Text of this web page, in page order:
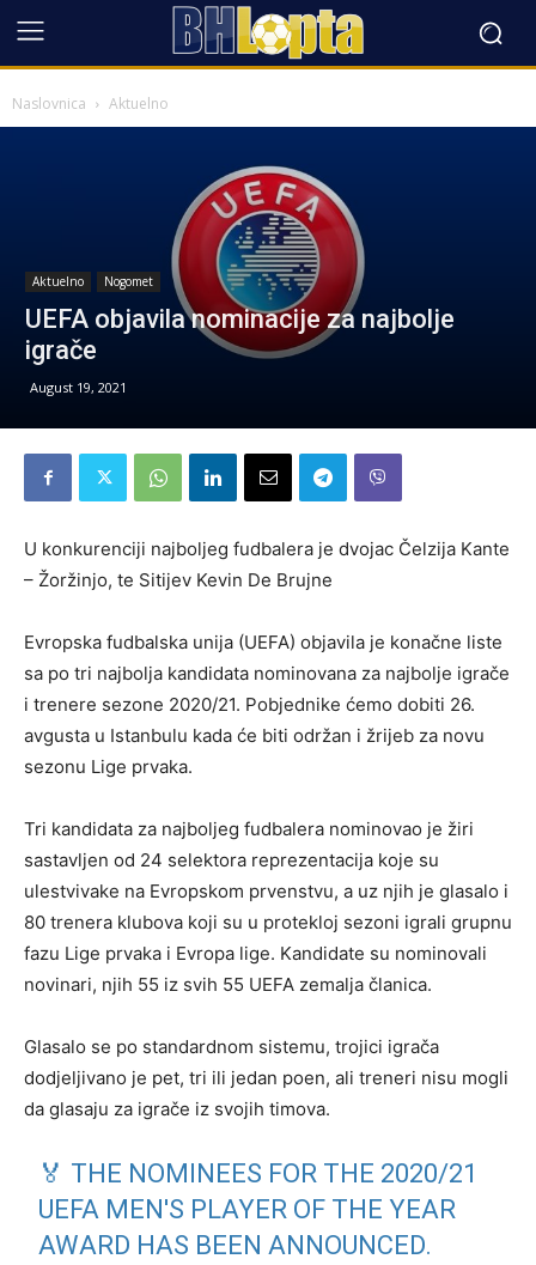
Naslovnica Aktuelno
Aktuelno Nogomet
UEFA objavila nominacije za najbolje
igrače
August 19, 2021
U konkurenciji najboljeg fudbalera je dvojac Čelzija Kante
– Žoržinjo, te Sitijev Kevin De Brujne
Evropska fudbalska unija (UEFA) objavila je konačne liste
sa po tri najbolja kandidata nominovana za najbolje igrače
i trenere sezone 2020/21. Pobjednike ćemo dobiti 26.
avgusta u Istanbulu kada će biti održan i žrijeb za novu
sezonu Lige prvaka.
Tri kandidata za najboljeg fudbalera nominovao je žiri
sastavljen od 24 selektora reprezentacija koje su
ulestvivake na Evropskom prvenstvu, a uz njih je glasalo i
80 trenera klubova koji su u protekloj sezoni igrali grupnu
fazu Lige prvaka i Evropa lige. Kandidate su nominovali
novinari, njih 55 iz svih 55 UEFA zemalja članica.
Glasalo se po standardnom sistemu, trojici igrača
dodjeljivano je pet, tri ili jedan poen, ali treneri nisu mogli
da glasaju za igrače iz svojih timova.
🏅 THE NOMINEES FOR THE 2020/21
UEFA MEN'S PLAYER OF THE YEAR
AWARD HAS BEEN ANNOUNCED.